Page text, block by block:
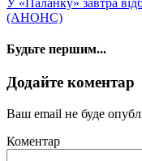
(АНОНС)
Будьте першим...
Додайте коментар
Ваш email не буде
Коментар